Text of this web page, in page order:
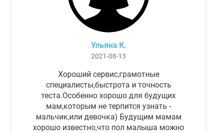
Ульяна К.
2021-08-13
Хороший сервис,грамотные
специалисты,быстрота и точность
теста.Особенно хорошо для будущих
мам,которым не терпится узнать -
мальчик,или девочка) Будущим мамам
хорошо известно,что пол малыша можно